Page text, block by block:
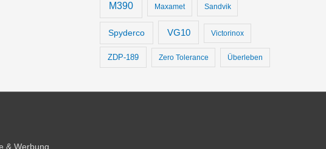
M390 Maxamet Sandvik
Spyderco VG10 Victorinox
ZDP-189 Zero Tolerance Überleben
& Werbung